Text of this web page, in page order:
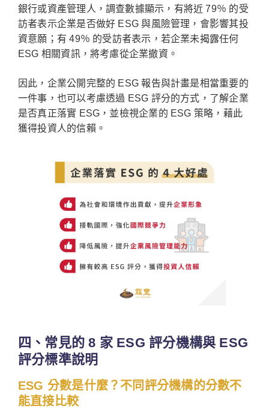
銀行或資產管理人，調查數據顯示，有將近 79％ 的受
訪者表示企業是否做好 ESG 與風險管理，會影響其投
資意願；有 49％ 的受訪者表示，若企業未揭露任何
ESG 相關資訊，將考慮從企業撤資。
因此，企業公開完整的 ESG 報告與計畫是相當重要的
一件事，也可以考慮透過 ESG 評分的方式，了解企業
是否真正落實 ESG，並檢視企業的 ESG 策略，藉此
獲得投資人的信賴。
四、常見的 8 家 ESG 評分機構與 ESG
評分標準說明
ESG 分數是什麼？不同評分機構的分數不
能直接比較